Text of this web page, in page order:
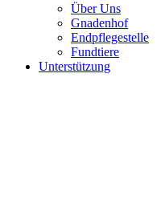
Über Uns
Gnadenhof
Endpflegestelle
Fundtiere
Unterstützung